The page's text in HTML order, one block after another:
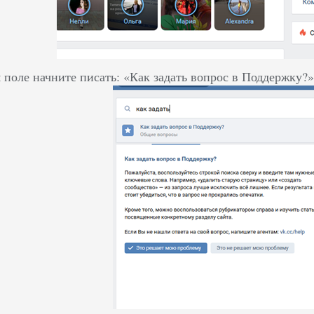
начните писать: «Как задать вопрос в Поддержку?»